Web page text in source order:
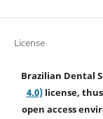
License
Brazilian Dental
4.0)license,
open access